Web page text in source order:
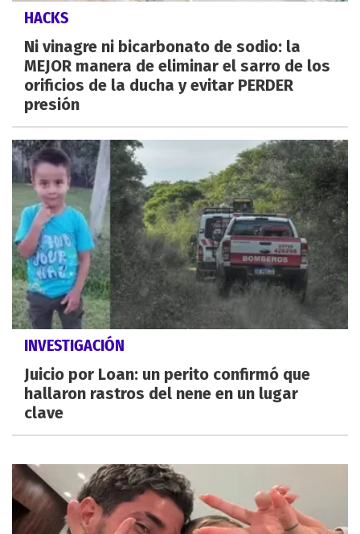
HACKS
Ni vinagre ni bicarbonato de sodio: la
MEJOR manera de eliminar el sarro de los
orificios de la ducha y evitar PERDER
presión
INVESTIGACIÓN
Juicio por Loan: un perito confirmó que
hallaron rastros del nene en un lugar
clave